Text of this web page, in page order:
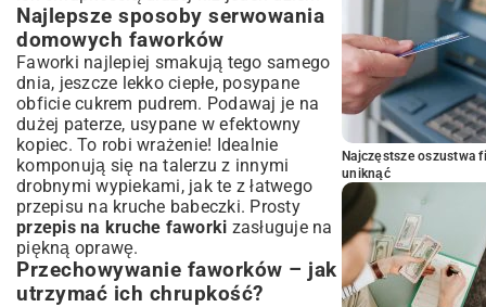
Najlepsze sposoby serwowania
domowych faworków
Faworki najlepiej smakują tego samego
dnia, jeszcze lekko ciepłe, posypane
obficie cukrem pudrem. Podawaj je na
dużej paterze, usypane w efektowny
kopiec. To robi wrażenie! Idealnie
komponują się na talerzu z innymi
drobnymi wypiekami, jak te złatwego
przepisu na kruche babeczki. Prosty
przepis na kruche faworki zasługuje na
piękną oprawę.
Przechowywanie faworków – jak
utrzymać ich chrupkość?
Najczęstsze oszustwa
uniknąć